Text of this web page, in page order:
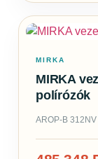
MIRKA
MIRKA
polírózók
AROP-B